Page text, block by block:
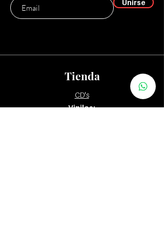
Unirse
Tienda
CD's
Vinilos: